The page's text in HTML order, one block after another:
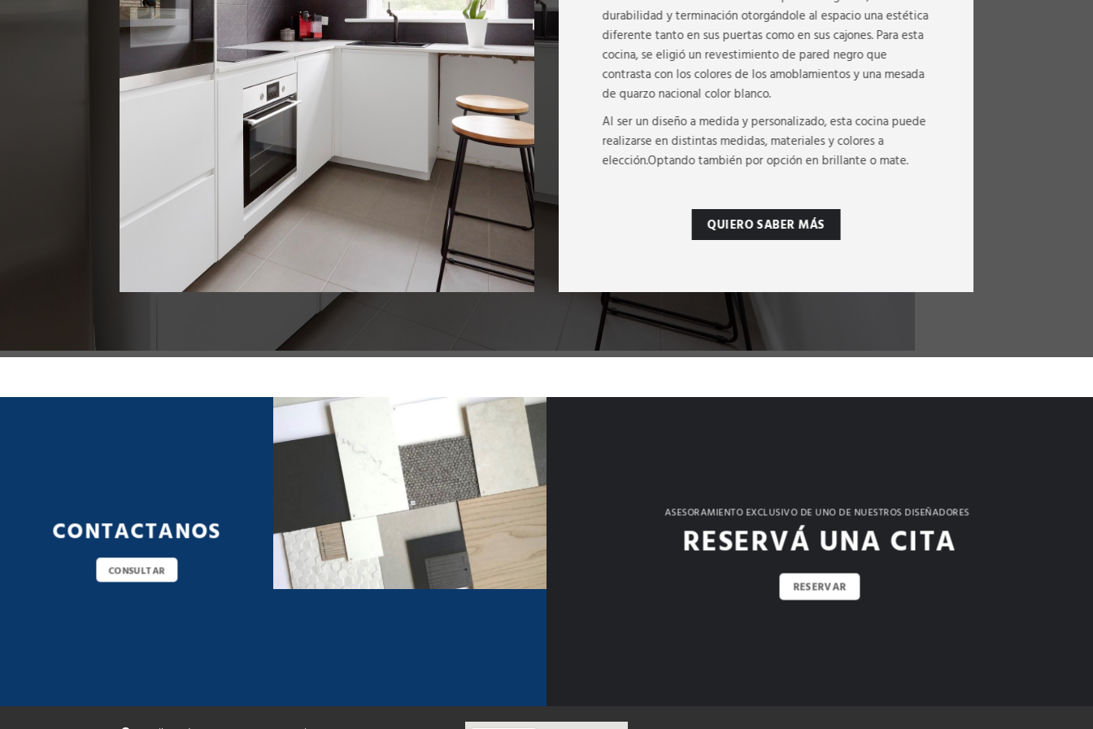
durabilidad y terminación otorgándole al espacio una estética
diferente tanto en sus puertas como en sus cajones. Para esta
cocina, se eligió un revestimiento de pared negro que
contrasta con los colores de los amoblamientos y una mesada
de quarzo nacional color blanco.
Al ser un diseño a medida y personalizado, esta cocina puede
realizarse en distintas medidas, materiales y colores a
elección.Optando también por opción en brillante o mate.
QUIERO SABER MÁS
CONTACTANOS
CONSULTAR
ASESORAMIENTO EXCLUSIVO DE UNO DE NUESTROS DISEÑADORES
RESERVÁ UNA CITA
RESERVAR